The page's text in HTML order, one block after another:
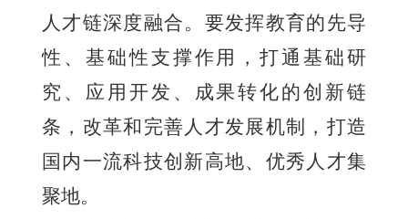
人才链深度融合。要发挥教育的先导
性、基础性支撑作用，打通基础研
究、应用开发、成果转化的创新链
条，改革和完善人才发展机制，打造
国内一流科技创新高地、优秀人才集
聚地。